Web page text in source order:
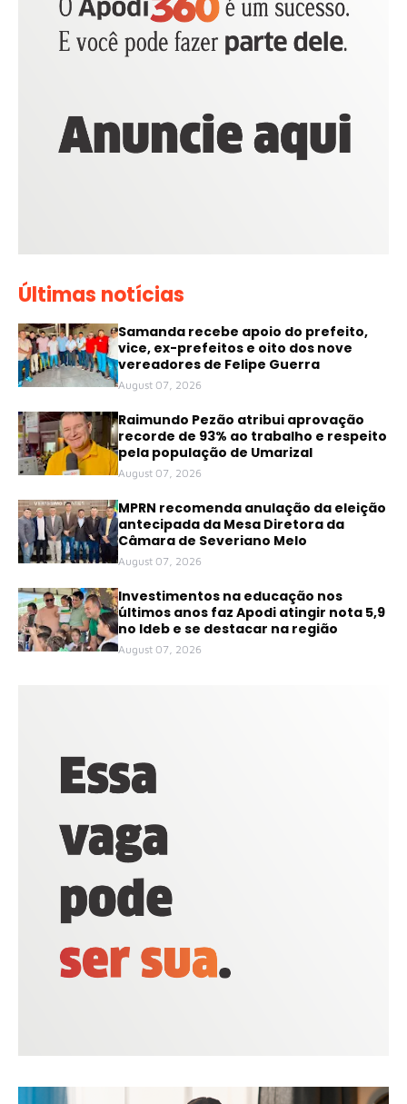
Últimas notícias
Samanda recebe apoio do prefeito,
vice, ex-prefeitos e oito dos nove
vereadores de Felipe Guerra
August 07, 2026
Raimundo Pezão atribui aprovação
recorde de 93% ao trabalho e respeito
pela população de Umarizal
August 07, 2026
MPRN recomenda anulação da eleição
antecipada da Mesa Diretora da
Câmara de Severiano Melo
August 07, 2026
Investimentos na educação nos
últimos anos faz Apodi atingir nota 5,9
no Ideb e se destacar na região
August 07, 2026